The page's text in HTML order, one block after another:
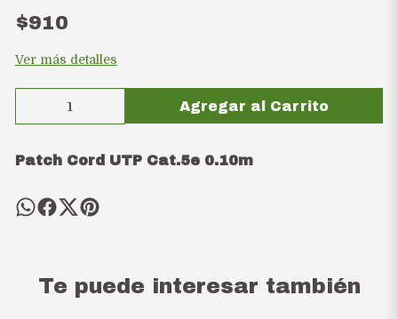
$910
Ver más detalles
Agregar al Carrito
Patch Cord UTP Cat.5e 0.10m
Te puede interesar también